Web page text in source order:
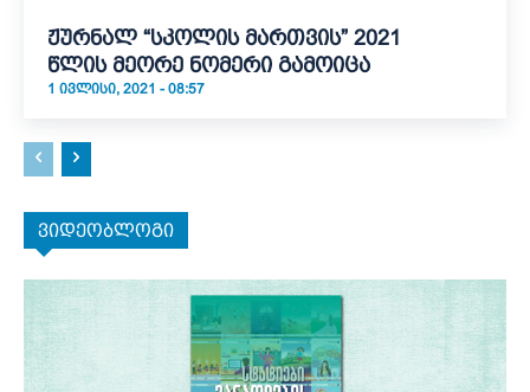
ჟურნალ “სკოლის მართვის” 2021
წლის მეორე ნომერი გამოიცა
1 ᲘᲕᲚᲘᲡᲘ, 2021 - 08:57
ვიდეობლოგი